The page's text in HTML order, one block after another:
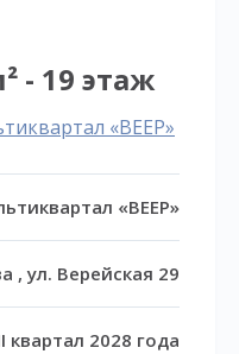
- 19 этаж
«ВЕЕР»
«ВЕЕР»
, ул. Верейская 29
квартал 2028 года